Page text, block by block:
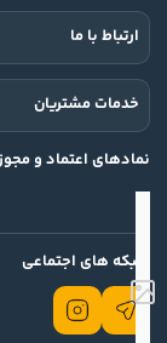
ارتباط با ما
خدمات مشتریان
نمادهای اعتماد و
شبکه های اجتماعی